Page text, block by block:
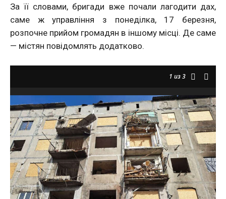
За її словами, бригади вже почали лагодити дах,
саме ж управління з понеділка, 17 березня,
розпочне прийом громадян в іншому місці. Де саме
— містян повідомлять додатково.
1 из 3